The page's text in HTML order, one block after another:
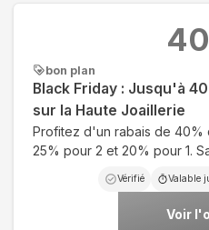
bon plan
Black Friday : Jusqu'à
sur la Haute Joaillerie
Profitez d'un rabais de 40%
25% pour 2 et 20% pour 1.
Vérifié Valable
Voir
40